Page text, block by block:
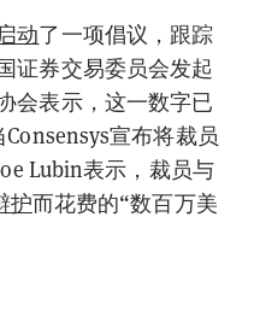
动了一项倡议，跟踪
证券交易委员会发起
会表示，这一数字已
宣布将裁员
Lubin表示，裁员与
护而花费的“数百万美